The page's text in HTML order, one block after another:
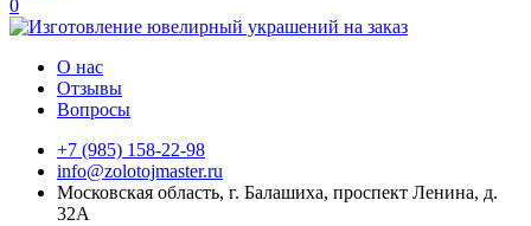
0
О нас
Отзывы
Вопросы
+7 (985) 158-22-98
info@zolotojmaster.ru
Московская область, г. Балашиха, проспект Ленина, д.
32А